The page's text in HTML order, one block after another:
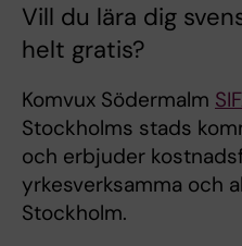
Vill du lära dig
helt gratis?
Komvux Södermalm
Stockholms stads
och erbjuder
yrkesverksamma och
Stockholm.